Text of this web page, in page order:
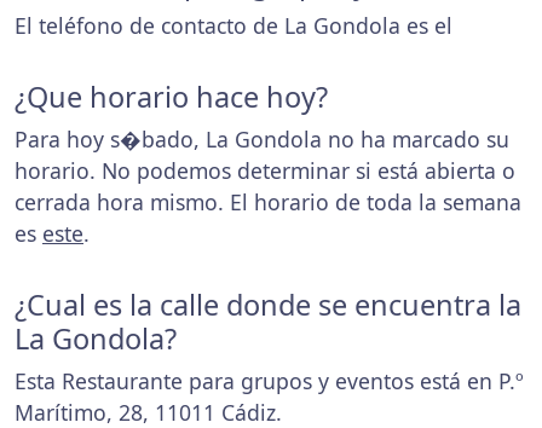
El teléfono de contacto de La Gondola es el
¿Que horario hace hoy?
Para hoy s�bado, La Gondola no ha marcado su
horario. No podemos determinar si está abierta o
cerrada hora mismo. El horario de toda la semana
es este.
¿Cual es la calle donde se encuentra la
La Gondola?
Esta Restaurante para grupos y eventos está en P.º
Marítimo, 28, 11011 Cádiz.